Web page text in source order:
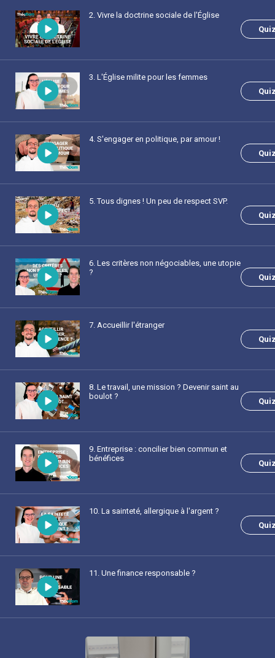
2. Vivre la doctrine sociale de l'Église
3. L'Église milite pour les femmes
4. S'engager en politique, par amour !
5. Tous dignes ! Un peu de respect SVP.
6. Les critères non négociables, une utopie
?
7. Accueillir l'étranger
8. Le travail, une mission ? Devenir saint au
boulot ?
9. Entreprise : concilier bien commun et
bénéfices
10. La sainteté, allergique à l'argent ?
11 . Une finance responsable ?